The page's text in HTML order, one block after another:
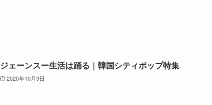
ジェーンスー生活は踊る｜韓国シティポップ特集
2020年10月9日